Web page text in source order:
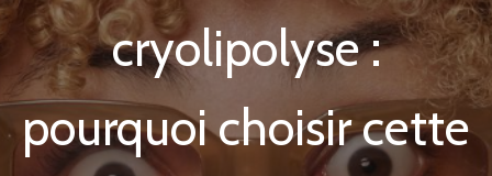
cryolipolyse :
pourquoi choisir cette